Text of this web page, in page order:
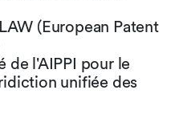
(European Patent
de l'AIPPI pour le
unifiée des